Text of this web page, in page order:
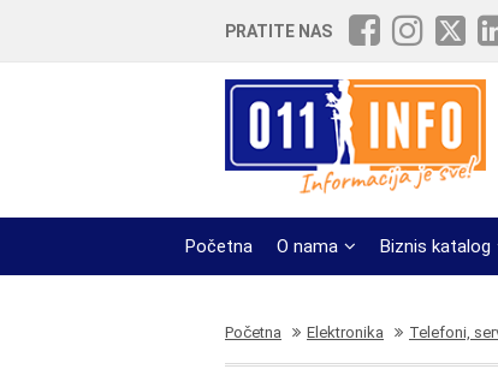
PRATITE NAS
Početna O nama Biznis katalog
Početna Elektronika Telefoni,